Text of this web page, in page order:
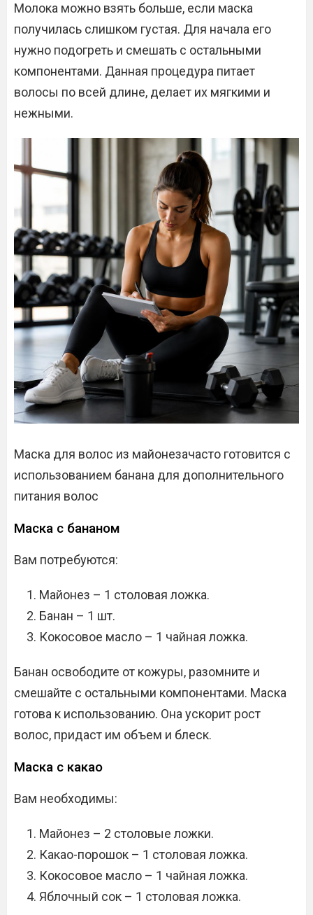
Молока можно взять больше, если маска
получилась слишком густая. Для начала его
нужно подогреть и смешать с остальными
компонентами. Данная процедура питает
волосы по всей длине, делает их мягкими и
нежными.
Маска для волос из майонезачасто готовится с
использованием банана для дополнительного
питания волос
Маска с бананом
Вам потребуются:
Майонез – 1 столовая ложка.
Банан – 1 шт.
Кокосовое масло – 1 чайная ложка.
Банан освободите от кожуры, разомните и
смешайте с остальными компонентами. Маска
готова к использованию. Она ускорит рост
волос, придаст им объем и блеск.
Маска с какао
Вам необходимы:
Майонез – 2 столовые ложки.
Какао-порошок – 1 столовая ложка.
Кокосовое масло – 1 чайная ложка.
Яблочный сок – 1 столовая ложка.